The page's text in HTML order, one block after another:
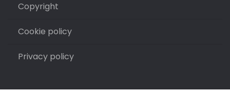
Copyright
Cookie policy
Privacy policy